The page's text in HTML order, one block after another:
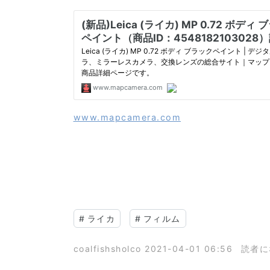
www.mapcamera.com
# ライカ # フィルム
coalfishsholco 2021-04-01 06:56 読者